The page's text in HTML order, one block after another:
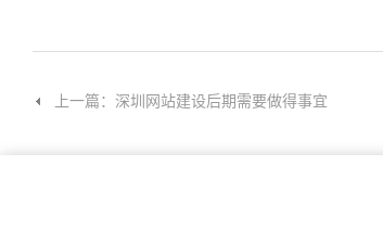
上一篇：深圳网站建设后期需要做得事宜